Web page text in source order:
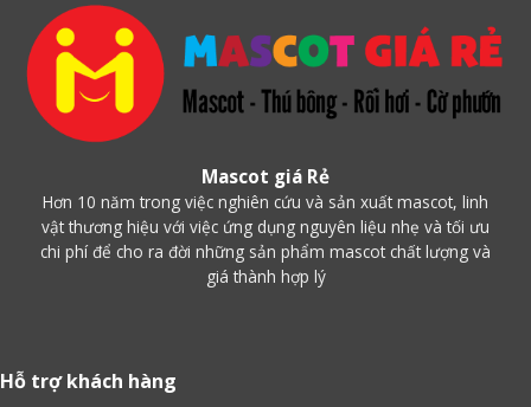
Mascot giá Rẻ
Hơn 10 năm trong việc nghiên cứu và sản xuất mascot, linh
vật thương hiệu với việc ứng dụng nguyên liệu nhẹ và tối ưu
chi phí để cho ra đời những sản phẩm mascot chất lượng và
giá thành hợp lý
Hỗ trợ khách hàng